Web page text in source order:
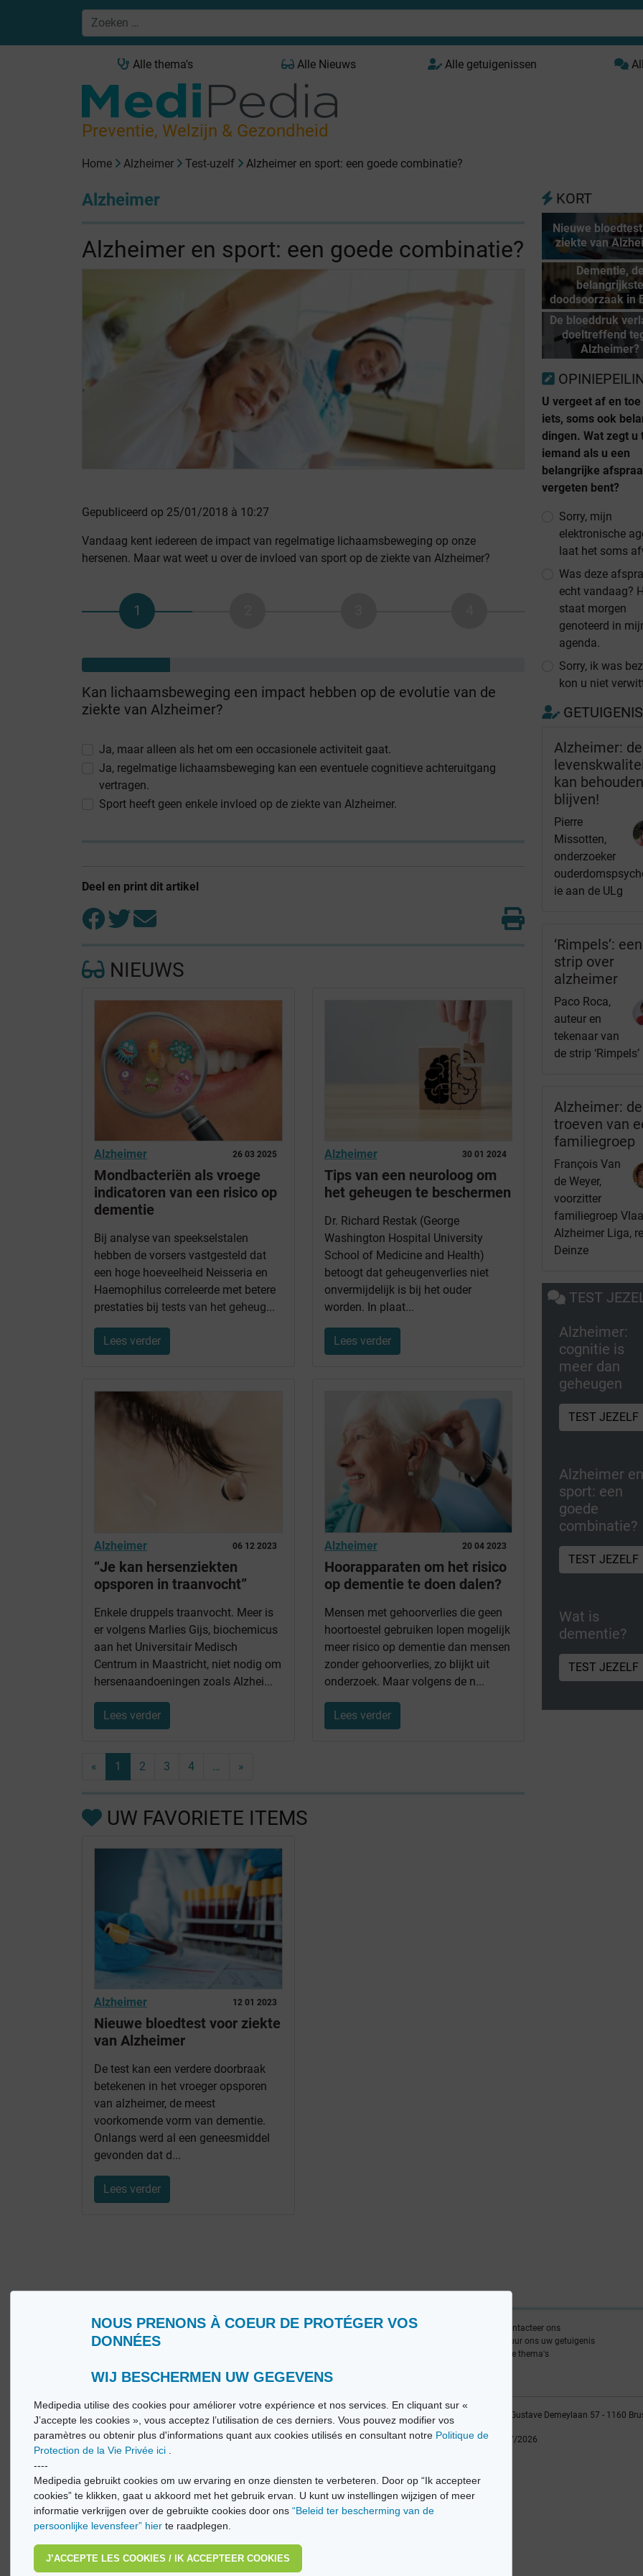
NOUS PRENONS À COEUR DE PROTÉGER VOS
DONNÉES
WIJ BESCHERMEN UW GEGEVENS
Medipedia utilise des cookies pour améliorer votre expérience et nos services. En cliquant sur «
J’accepte les cookies », vous acceptez l’utilisation de ces derniers. Vous pouvez modifier vos
paramètres ou obtenir plus d'informations quant aux cookies utilisés en consultant notre Politique de
Protection de la Vie Privée ici .
----
Medipedia gebruikt cookies om uw ervaring en onze diensten te verbeteren. Door op “Ik accepteer
cookies” te klikken, gaat u akkoord met het gebruik ervan. U kunt uw instellingen wijzigen of meer
informatie verkrijgen over de gebruikte cookies door ons“Beleid ter bescherming van de
persoonlijke levensfeer” hier te raadplegen.
J’ACCEPTE LES COOKIES / IK ACCEPTEER COOKIES
Alle thema's Alle Nieuws Alle getuigenissen
Preventie, Welzijn & Gezondheid
Home Alzheimer Test-uzelf Alzheimer en sport: een goede combinatie?
Alzheimer
Alzheimer en sport: een goede combinatie?
Gepubliceerd op 25/01/2018 à 10:27
Vandaag kent iedereen de impact van regelmatige lichaamsbeweging op onze
hersenen. Maar wat weet u over de invloed van sport op de ziekte van Alzheimer?
Kan lichaamsbeweging een impact hebben op de evolutie van de
ziekte van Alzheimer?
Ja, maar alleen als het om een occasionele activiteit gaat.
Ja, regelmatige lichaamsbeweging kan een eventuele cognitieve achteruitgang
vertragen.
Sport heeft geen enkele invloed op de ziekte van Alzheimer.
Deel en print dit artikel
NIEUWS
26 03 2025
Alzheimer
Mondbacteriën als vroege
indicatoren van een risico op
dementie
Bij analyse van speekselstalen
hebben de vorsers vastgesteld dat
een hoge hoeveelheid Neisseria en
Haemophilus correleerde met betere
prestaties bij tests van het geheug...
Lees verder
30 01 2024
Alzheimer
Tips van een neuroloog om
het geheugen te beschermen
Dr. Richard Restak (George
Washington Hospital University
School of Medicine and Health)
betoogt dat geheugenverlies niet
onvermijdelijk is bij het ouder
worden. In plaat...
Lees verder
06 12 2023
Alzheimer
“Je kan hersenziekten
opsporen in traanvocht”
Enkele druppels traanvocht. Meer is
er volgens Marlies Gijs, biochemicus
aan het Universitair Medisch
Centrum in Maastricht, niet nodig om
hersenaandoeningen zoals Alzhei...
Lees verder
20 04 2023
Alzheimer
Hoorapparaten om het risico
op dementie te doen dalen?
Mensen met gehoorverlies die geen
hoortoestel gebruiken lopen mogelijk
meer risico op dementie dan mensen
zonder gehoorverlies, zo blijkt uit
onderzoek. Maar volgens de n...
Lees verder
« 1 2 3 4 … »
UW FAVORIETE ITEMS
12 01 2023
Alzheimer
Nieuwe bloedtest voor ziekte
van Alzheimer
De test kan een verdere doorbraak
betekenen in het vroeger opsporen
van alzheimer, de meest
voorkomende vorm van dementie.
Onlangs werd al een geneesmiddel
gevonden dat d...
Lees verder
KORT
Nieuwe
ziekte van
Dementie,
doodsoorzaak in
De bloeddruk
doeltreffend
Alzheimer?
U vergeet af en
iets, soms ook
dingen. Wat zegt u
iemand als u een
belangrijke
vergeten bent?
Sorry, mijn
elektronische
laat het soms
Was deze
echt vandaag?
staat morgen
genoteerd in
agenda.
Sorry, ik was
kon u niet
Alzheimer: de
kan
blijven!
Pierre
Missotten,
onderzoeker
ie aan de ULg
‘Rimpels’: een
strip over
alzheimer
Paco Roca,
auteur en
tekenaar van
de strip ‘Rimpels’
Alzheimer: de
troeven van
familiegroep
François Van
de Weyer,
voorzitter
familiegroep
Alzheimer Liga,
Deinze
TEST
Alzheimer:
cognitie is
meer dan
geheugen
TEST JEZELF
Alzheimer
sport: een
goede
combinatie?
TEST JEZELF
Wat is
dementie?
TEST JEZELF
Wie zijn wij?
Gebruiksvoorwaarden
Woordenlijst
Contacteer ons
Stuur ons uw getuigenis
Alle thema's
© Vivio sa, 2014-2026 - Tous droits réservés | Avenue Gustave Demeylaan 57 - 1160
Laatste update: 22/07/2026